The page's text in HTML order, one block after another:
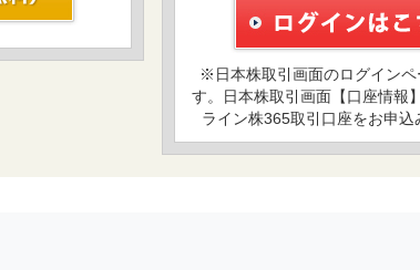
※日本株取引画面のログインペ
す。日本株取引画面【口座情報
ライン株365取引口座をお申込